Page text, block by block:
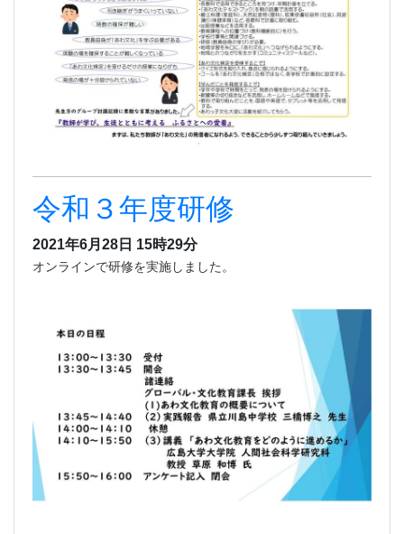
令和３年度研修
2021年6月28日 15時29分
オンラインで研修を実施しました。